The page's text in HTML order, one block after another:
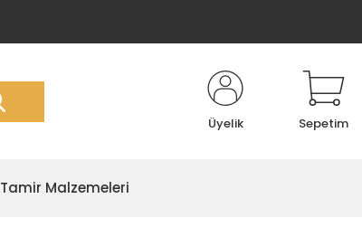
Üyelik Sepetim
Tamir Malzemeleri